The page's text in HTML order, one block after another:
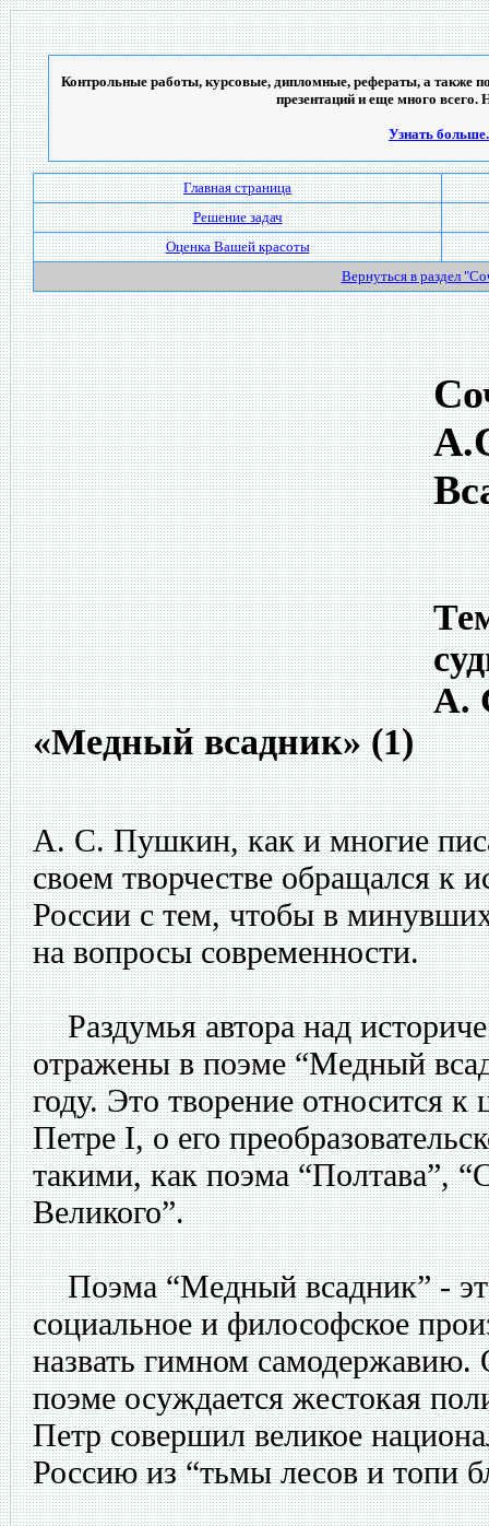
Контрольные работы, курсовые, дипломные, рефераты, а также
презентаций и еще много всего.
Узнать
Главная страница
Решение задач
Оценка Вашей красоты
Вернуться в раздел
А.
«Медный всадник» (1)
А. С. Пушкин, как и многие
своем творчестве обращался к
России с тем, чтобы в
на вопросы современности.
Раздумья автора над
отражены в поэме “Медный
году. Это творение относится к
Петре I, о его
такими, как поэма “Полтава”,
Великого”.
Поэма “Медный всадник” -
социальное и философское
назвать гимном
поэме осуждается жестокая
Петр совершил великое
Россию из “тьмы лесов и топи